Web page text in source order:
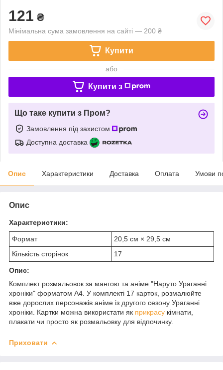
121 ₴
Мінімальна сума замовлення на сайті — 200 ₴
Купити
або
Купити з
Що таке купити з Пром?
Замовлення під захистом
Доступна доставка
Опис Характеристики Доставка Оплата Умови
Опис
Характеристики:
Формат
20,5 см × 29,5 см
Кількість сторінок
17
Опис:
Комплект розмальовок за мангою та аніме "Наруто Ураганні
хроніки" форматом А4. У комплекті 17 карток, розмалюйте
вже дорослих персонажів аніме із другого сезону Ураганні
хроніки. Картки можна використати як прикрасу кімнати,
плакати чи просто як розмальовку для відпочинку.
Приховати